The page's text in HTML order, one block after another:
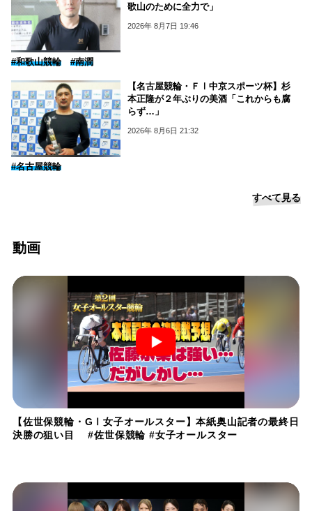
歌山のために全力で」
2026年 8月7日 19:46
#和歌山競輪 #南潤
【名古屋競輪・ＦⅠ中京スポーツ杯】杉
本正隆が２年ぶりの美酒「これからも腐
らず…」
2026年 8月6日 21:32
#名古屋競輪
すべて見る
動画
【佐世保競輪・GⅠ女子オールスター】本紙奥山記者の最終日
決勝の狙い目 #佐世保競輪 #女子オールスター